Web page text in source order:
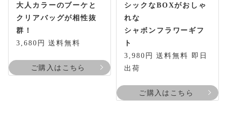
大人カラーのブーケと
クリアバッグが相性抜
群！
3,680円 送料無料
ご購入はこちら
シックなBOXがおしゃ
れな
シャボンフラワーギフ
ト
3,980円 送料無料 即日
出荷
ご購入はこちら